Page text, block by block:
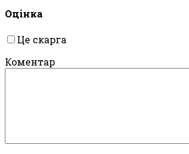
Оцінка
Це скарга
Коментар